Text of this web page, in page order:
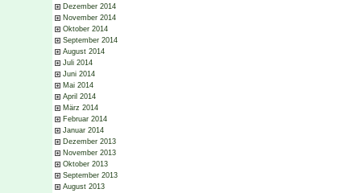
Dezember 2014
November 2014
Oktober 2014
September 2014
August 2014
Juli 2014
Juni 2014
Mai 2014
April 2014
März 2014
Februar 2014
Januar 2014
Dezember 2013
November 2013
Oktober 2013
September 2013
August 2013